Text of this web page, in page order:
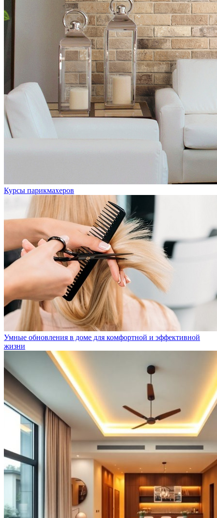
Курсы парикмахеров
Умные обновления в доме для комфортной и эффективной
жизни